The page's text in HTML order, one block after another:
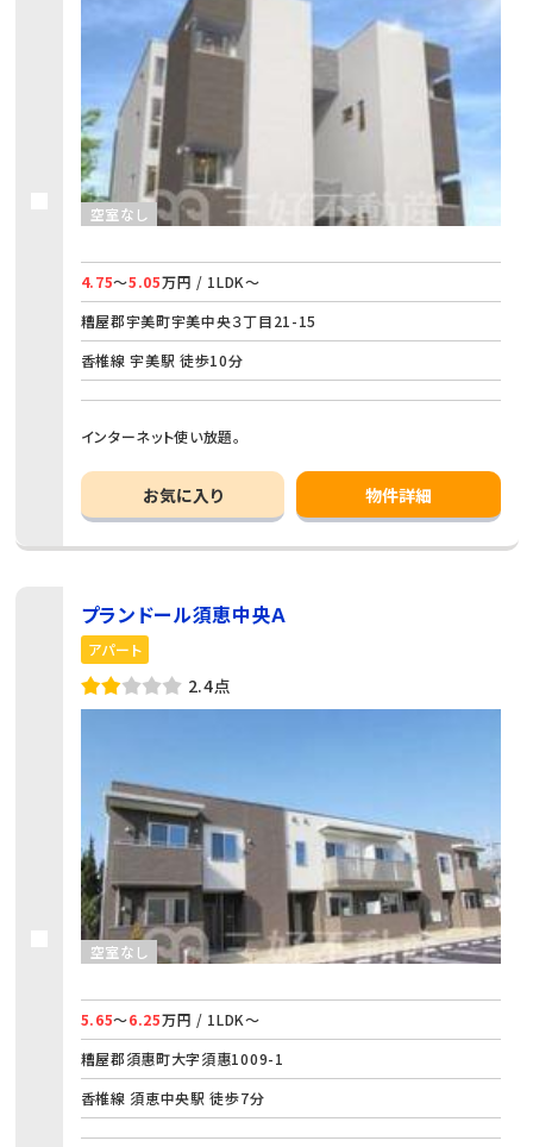
空室なし
4.75～5.05万円 / 1LDK～
糟屋郡宇美町宇美中央３丁目21-15
香椎線 宇美駅 徒歩10分
インターネット使い放題。
お気に入り 物件詳細
プランドール須恵中央Ａ
アパート
2.4点
空室なし
5.65～6.25万円 / 1LDK～
糟屋郡須惠町大字須惠1009-1
香椎線 須恵中央駅 徒歩7分